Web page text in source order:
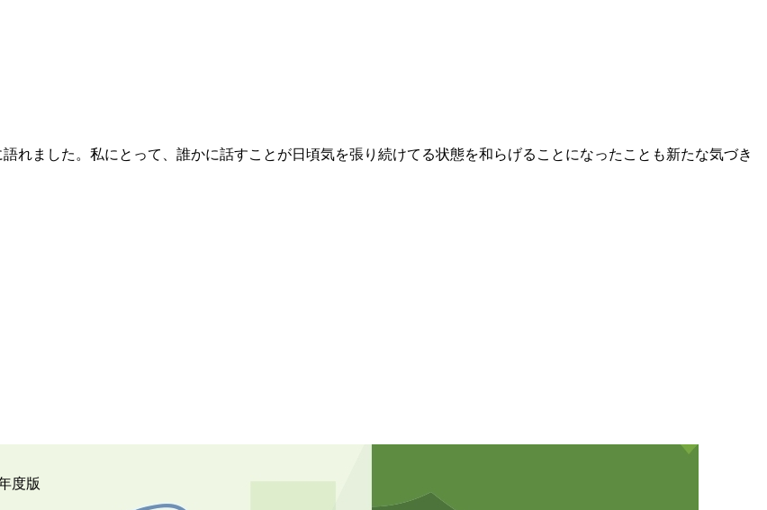
れました。私にとって、誰かに話すことが日頃気を張り続けてる状態を和らげることになったことも新たな気づき
度版